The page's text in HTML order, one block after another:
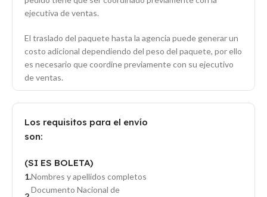
ejecutiva de ventas.
El traslado del paquete hasta la agencia puede generar un
costo adicional dependiendo del peso del paquete, por ello
es necesario que coordine previamente con su ejecutivo
de ventas.
Los requisitos para el envío
son:
(SI ES BOLETA)
Nombres y apellidos completos
Documento Nacional de